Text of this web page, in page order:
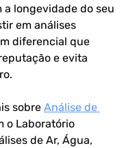
a longevidade do seu
em análises
diferencial que
e evita
sobre Análise de
o Laboratório
de Ar, Água,